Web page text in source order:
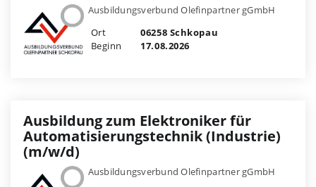
Ausbildungsverbund Olefinpartner gGmbH
Ort
06258 Schkopau
Beginn
17.08.2026
Ausbildung zum Elektroniker für
Automatisierungstechnik (Industrie)
(m/w/d)
Ausbildungsverbund Olefinpartner gGmbH